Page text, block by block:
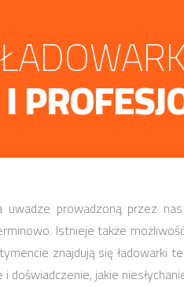
uwadze prowadzoną przez
Istnieje także
znajdują się ładowarki
doświadczenie, jakie